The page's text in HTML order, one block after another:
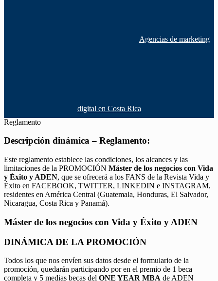
Agencias de marketing
digital en Costa Rica
Reglamento
Descripción dinámica – Reglamento:
Este reglamento establece las condiciones, los alcances y las
limitaciones de la PROMOCIÓN Máster de los negocios con Vida
y Éxito y ADEN, que se ofrecerá a los FANS de la Revista Vida y
Éxito en FACEBOOK, TWITTER, LINKEDIN e INSTAGRAM,
residentes en América Central (Guatemala, Honduras, El Salvador,
Nicaragua, Costa Rica y Panamá).
Máster de los negocios con Vida y Éxito y ADEN
DINÁMICA DE LA PROMOCIÓN
Todos los que nos envíen sus datos desde el formulario de la
promoción, quedarán participando por en el premio de 1 beca
completa y 5 medias becas del ONE YEAR MBA de ADEN